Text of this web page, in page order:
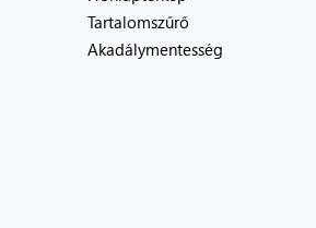
Tartalomszűrő
Akadálymentesség